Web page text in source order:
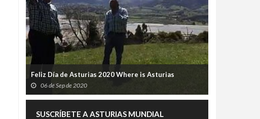
Feliz Día de Asturias 2020 Where is Asturias
06 de Sep de 2020
SUSCRÍBETE A ASTURIAS MUNDIAL